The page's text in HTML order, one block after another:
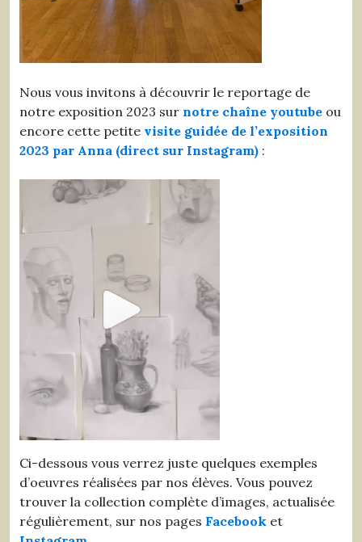
Nous vous invitons à découvrir le reportage de
notre exposition 2023 sur notre chaîne youtube ou
encore cette petite visite guidée de l’exposition
2023 par Anna (direct sur Instagram) :
Ci-dessous vous verrez juste quelques exemples
d’oeuvres réalisées par nos élèves. Vous pouvez
trouver la collection complète d’images, actualisée
régulièrement, sur nos pages Facebook et